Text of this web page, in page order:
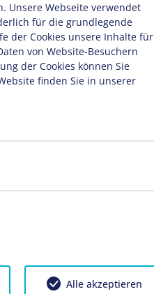
Unsere Webseite verwendet
für die grundlegende
der Cookies unsere Inhalte für
von Website-Besuchern
der Cookies können Sie
finden Sie in unserer
Alle akzeptieren